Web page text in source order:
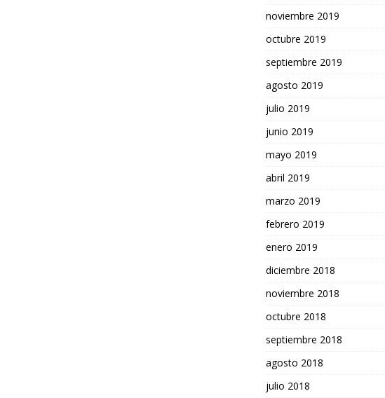
noviembre 2019
octubre 2019
septiembre 2019
agosto 2019
julio 2019
junio 2019
mayo 2019
abril 2019
marzo 2019
febrero 2019
enero 2019
diciembre 2018
noviembre 2018
octubre 2018
septiembre 2018
agosto 2018
julio 2018